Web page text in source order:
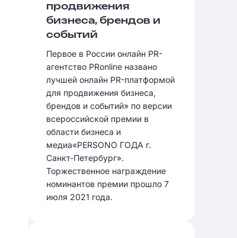
продвижения
бизнеса, брендов и
событий
Первое в России онлайн PR-
агентство PRonline названо
лучшей онлайн PR-платформой
для продвижения бизнеса,
брендов и событий» по версии
всероссийской премии в
области бизнеса и
медиа«PERSONO ГОДА г.
Санкт-Петербург».
Торжественное награждение
номинантов премии прошло 7
июля 2021 года.